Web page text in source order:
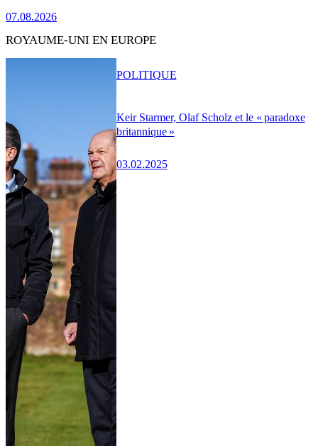
07.08.2026
ROYAUME-UNI EN EUROPE
Keir Starmer, Olaf Scholz et le « paradoxe
britannique »
03.02.2025
POLITIQUE